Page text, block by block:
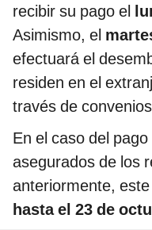
recibir su pago el
Asimismo, el
efectuará el
residen en el
través de
En el caso del
asegurados de los
anteriormente,
hasta el 23 de